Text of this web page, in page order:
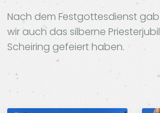
Nach dem Festgottesdienst gab
wir auch das silberne
Scheiring gefeiert haben.